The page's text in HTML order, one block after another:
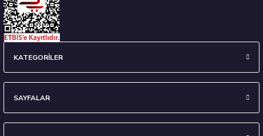
KATEGORİLER
SAYFALAR